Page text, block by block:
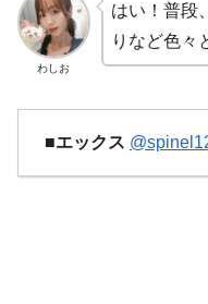
わしお
はい！普段
りなど色々
■エックス